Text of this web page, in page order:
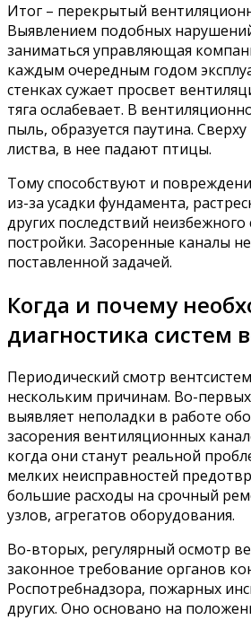
Итог – перекрытый
Выявлением подобных
заниматься управляющая
каждым очередным годом
стенках сужает просвет
тяга ослабевает. В
пыль, образуется паутина.
листва, в нее падают птицы.
Тому способствуют и
из-за усадки фундамента,
других последствий неизбежного
постройки. Засоренные каналы
поставленной задачей.
Когда и почему
диагностика систем
Периодический смотр
нескольким причинам. Во-
выявляет неполадки в работе
засорения вентиляционных
когда они станут реальной
мелких неисправностей
большие расходы на срочный
узлов, агрегатов оборудования.
Во-вторых, регулярный осмотр
законное требование органов
Роспотребнадзора, пожарных
других. Оно основано на